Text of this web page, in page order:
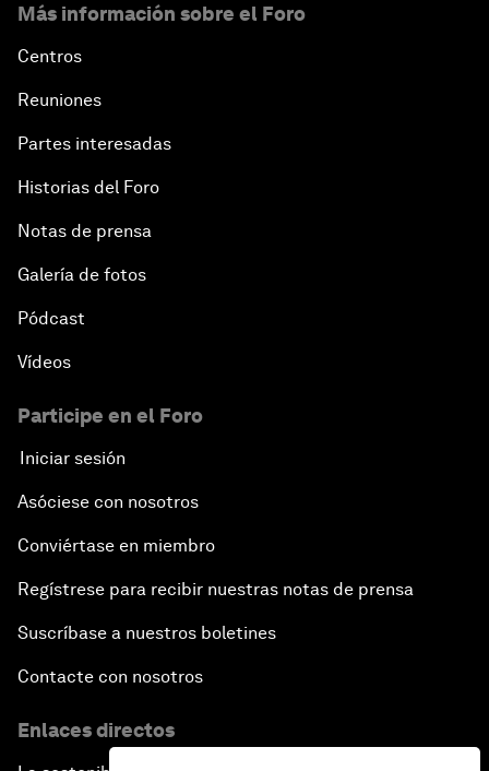
Más información sobre el Foro
Centros
Reuniones
Partes interesadas
Historias del Foro
Notas de prensa
Galería de fotos
Pódcast
Vídeos
Participe en el Foro
Iniciar sesión
Asóciese con nosotros
Conviértase en miembro
Regístrese para recibir nuestras notas de prensa
Suscríbase a nuestros boletines
Contacte con nosotros
Enlaces directos